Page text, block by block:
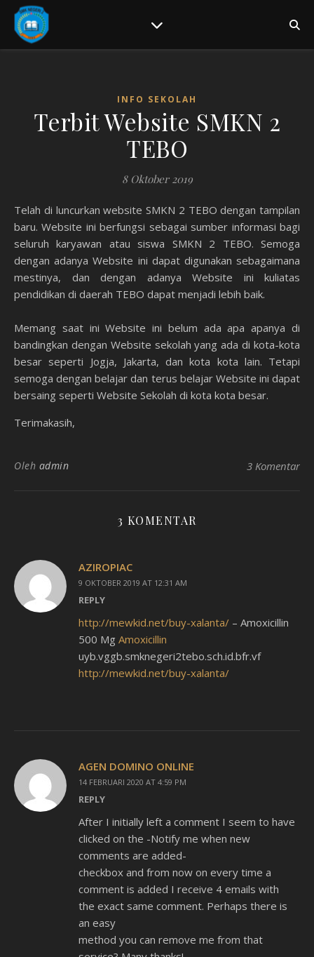
INFO SEKOLAH
Terbit Website SMKN 2
TEBO
8 Oktober 2019
Telah di luncurkan website SMKN 2 TEBO dengan tampilan
baru. Website ini berfungsi sebagai sumber informasi bagi
seluruh karyawan atau siswa SMKN 2 TEBO. Semoga
dengan adanya Website ini dapat digunakan sebagaimana
mestinya, dan dengan adanya Website ini kuliatas
pendidikan di daerah TEBO dapat menjadi lebih baik.
Memang saat ini Website ini belum ada apa apanya di
bandingkan dengan Website sekolah yang ada di kota-kota
besar seperti Jogja, Jakarta, dan kota kota lain. Tetapi
semoga dengan belajar dan terus belajar Website ini dapat
bersaing seperti Website Sekolah di kota kota besar.
Terimakasih,
Oleh admin 3 Komentar
3 KOMENTAR
AZIROPIAC
9 OKTOBER 2019 AT 12:31 AM
REPLY
http://mewkid.net/buy-xalanta/ – Amoxicillin
500 Mg Amoxicillin
uyb.vggb.smknegeri2tebo.sch.id.bfr.vf
http://mewkid.net/buy-xalanta/
AGEN DOMINO ONLINE
14 FEBRUARI 2020 AT 4:59 PM
REPLY
After I initially left a comment I seem to have
clicked on the -Notify me when new
comments are added-
checkbox and from now on every time a
comment is added I receive 4 emails with
the exact same comment. Perhaps there is
an easy
method you can remove me from that